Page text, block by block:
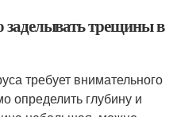
трещины в
требует внимательного
определить глубину и